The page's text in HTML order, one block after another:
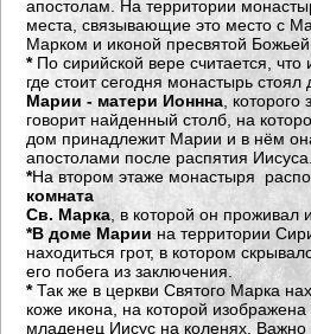
апостолам. На территории
места, связывающие это место с
Марком и иконой пресвятой Божьей
*По сирийской вере считается, что
где стоит сегодня монастырь стоял
Марии - матери Ионнна ,
говорит найденный столб, на
дом принадлежит Марии и в нём
апостолами после распятия Иисуса.
*На втором этаже монастыря
комната
Св. Марка , в которой он проживал
*В доме Марии на территории
находиться грот, в котором
его побега из заключения.
*Так же в церкви Святого Марка
коже икона, на которой
младенец Иисус на коленях. Важно